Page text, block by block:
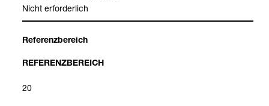
Nicht erfor­der­lich
Refe­renz­be­reich
REFE­RENZ­BE­REICH
20